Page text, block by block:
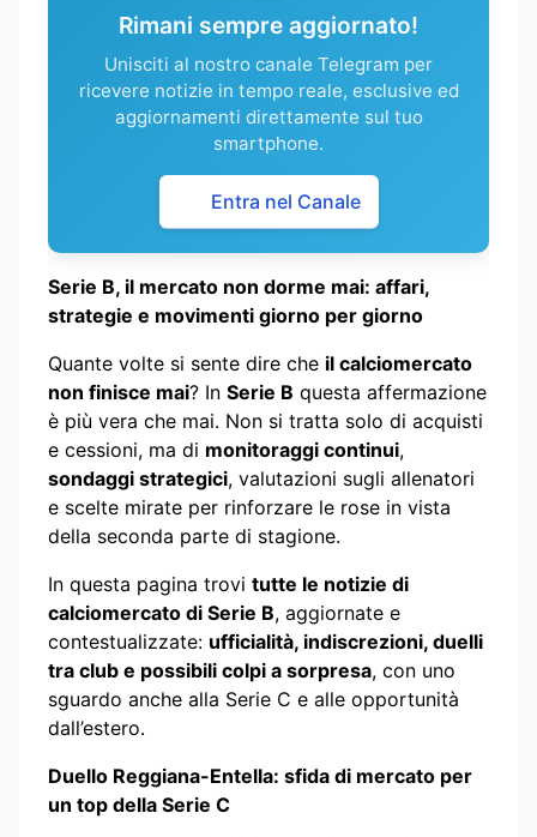
Rimani sempre aggiornato!
Unisciti al nostro canale Telegram per
ricevere notizie in tempo reale, esclusive ed
aggiornamenti direttamente sul tuo
smartphone.
Entra nel Canale
Serie B, il mercato non dorme mai: affari,
strategie e movimenti giorno per giorno
Quante volte si sente dire che il calciomercato
non finisce mai? In Serie B questa affermazione
è più vera che mai. Non si tratta solo di acquisti
e cessioni, ma di monitoraggi continui,
sondaggi strategici, valutazioni sugli allenatori
e scelte mirate per rinforzare le rose in vista
della seconda parte di stagione.
In questa pagina trovi tutte le notizie di
calciomercato di Serie B, aggiornate e
contestualizzate: ufficialità, indiscrezioni, duelli
tra club e possibili colpi a sorpresa, con uno
sguardo anche alla Serie C e alle opportunità
dall’estero.
Duello Reggiana-Entella: sfida di mercato per
un top della Serie C